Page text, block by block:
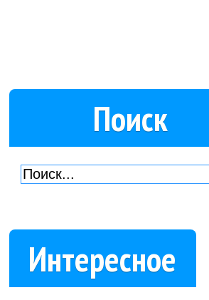
Поиск
Интересное